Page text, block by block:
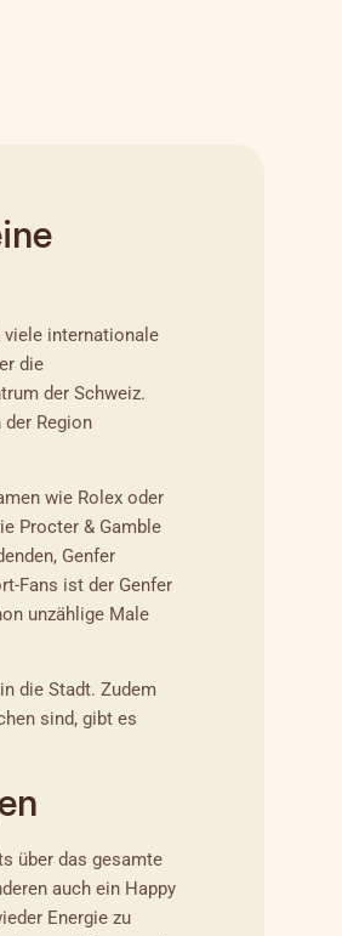
viele internationale
die
der Schweiz.
Region
wie Rolex oder
Procter & Gamble
Genfer
Fans ist der Genfer
unzählige Male
die Stadt. Zudem
sind, gibt es
über das gesamte
auch ein Happy
Energie zu